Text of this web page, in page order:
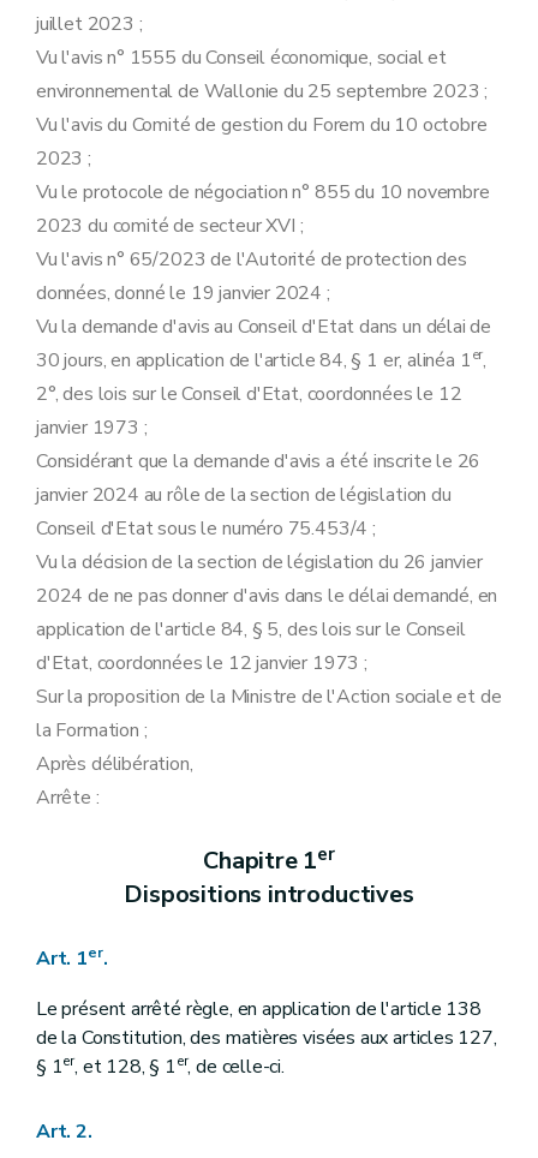
Section 5
Art. 41
Section 6 Contrat et obligations
Art.
Art. 46
Art. 47
Art. 48
Art. 49
Art. 50
Art. 51
Chapitre 5 Subventionnement des centres
Section 1 Conditions de subventionnement
Art. 52
Section 2 Les subventions
Sous-section 1
Art. 53
Art. 54
Art. 55
Art. 57
Sous-section 2 Subsides non-marchands
Art. 59
Art. 60
Art. 61
Art. 62
Sous-section 3 Subsides à l'infrastructure
Art. 64
Art. 65
Sous-section 4 Intervention financière au bénéfice du stagiaire
Art. 70
Art. 75
Art. 76
Art. 77
Art. 78
juillet 2023 ;
Vu l'avis n° 1555 du Conseil économique, social et
environnemental de Wallonie du 25 septembre 2023 ;
Vu l'avis du Comité de gestion du Forem du 10 octobre
2023 ;
Vu le protocole de négociation n° 855 du 10 novembre
2023 du comité de secteur XVI ;
Vu l'avis n° 65/2023 de l'Autorité de protection des
données, donné le 19 janvier 2024 ;
Vu la demande d'avis au Conseil d'Etat dans un délai de
30 jours, en application de l'article 84, § 1 er, alinéa 1er,
2°, des lois sur le Conseil d'Etat, coordonnées le 12
janvier 1973 ;
Considérant que la demande d'avis a été inscrite le 26
janvier 2024 au rôle de la section de législation du
Conseil d'Etat sous le numéro 75.453/4 ;
Vu la décision de la section de législation du 26 janvier
2024 de ne pas donner d'avis dans le délai demandé, en
application de l'article 84, § 5, des lois sur le Conseil
d'Etat, coordonnées le 12 janvier 1973 ;
Sur la proposition de la Ministre de l'Action sociale et de
la Formation ;
Après délibération,
Arrête :
Chapitre 1er
Dispositions introductives
Art. 1er.
Le présent arrêté règle, en application de l'article 138
de la Constitution, des matières visées aux articles 127,
§ 1er, et 128, § 1er, de celle-ci.
Art. 2.